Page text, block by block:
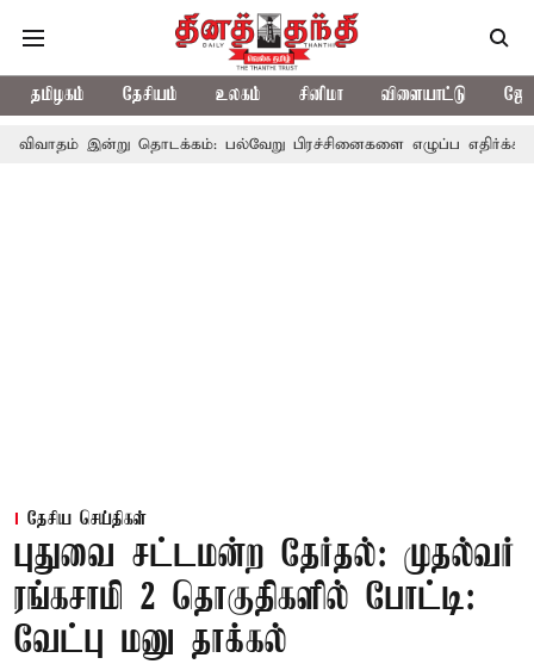
தமிழகம் தேசியம் உலகம் சினிமா விளையாட்டு
தொடக்கம்: பல்வேறு பிரச்சினைகளை எழுப்ப எதிர்க்கட்சிகள் திட்டம்
தேசிய செய்திகள்
புதுவை சட்டமன்ற தேர்தல்: முதல்வர்
ரங்கசாமி 2 தொகுதிகளில் போட்டி:
வேட்பு மனு தாக்கல்